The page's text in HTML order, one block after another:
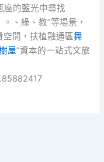
座的藍光中尋找
。、綠、教”等場景，
空間，扶植融通區舞
屋”資本的一站式文旅